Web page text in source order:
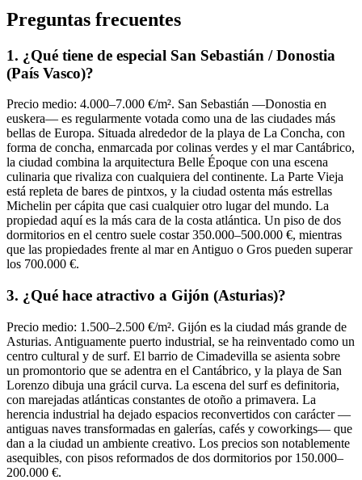
Preguntas frecuentes
1. ¿Qué tiene de especial San Sebastián / Donostia
(País Vasco)?
Precio medio: 4.000–7.000 €/m². San Sebastián —Donostia en
euskera— es regularmente votada como una de las ciudades más
bellas de Europa. Situada alrededor de la playa de La Concha, con
forma de concha, enmarcada por colinas verdes y el mar Cantábrico,
la ciudad combina la arquitectura Belle Époque con una escena
culinaria que rivaliza con cualquiera del continente. La Parte Vieja
está repleta de bares de pintxos, y la ciudad ostenta más estrellas
Michelin per cápita que casi cualquier otro lugar del mundo. La
propiedad aquí es la más cara de la costa atlántica. Un piso de dos
dormitorios en el centro suele costar 350.000–500.000 €, mientras
que las propiedades frente al mar en Antiguo o Gros pueden superar
los 700.000 €.
3. ¿Qué hace atractivo a Gijón (Asturias)?
Precio medio: 1.500–2.500 €/m². Gijón es la ciudad más grande de
Asturias. Antiguamente puerto industrial, se ha reinventado como un
centro cultural y de surf. El barrio de Cimadevilla se asienta sobre
un promontorio que se adentra en el Cantábrico, y la playa de San
Lorenzo dibuja una grácil curva. La escena del surf es definitoria,
con marejadas atlánticas constantes de otoño a primavera. La
herencia industrial ha dejado espacios reconvertidos con carácter —
antiguas naves transformadas en galerías, cafés y coworkings— que
dan a la ciudad un ambiente creativo. Los precios son notablemente
asequibles, con pisos reformados de dos dormitorios por 150.000–
200.000 €.